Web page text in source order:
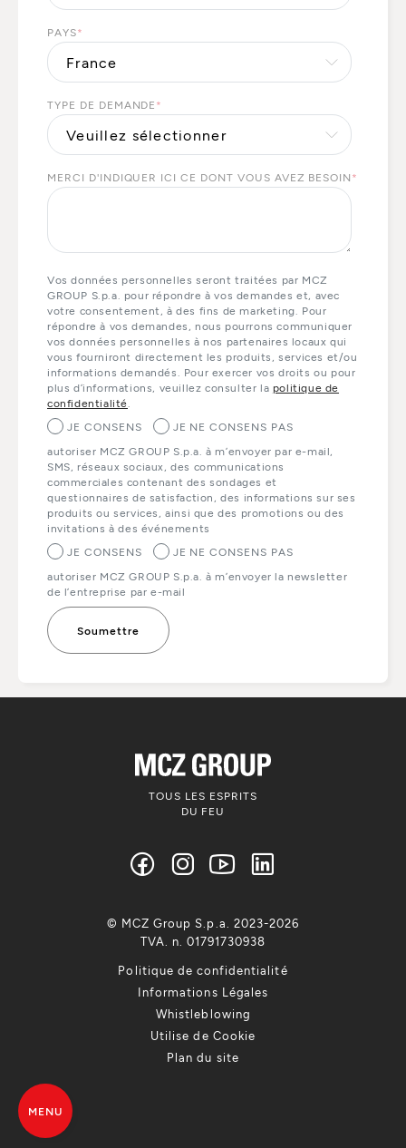
PAYS*
TYPE DE DEMANDE *
MERCI D'INDIQUER ICI CE DONT VOUS AVEZ BESOIN *
Vos données personnelles seront traitées par MCZ
GROUP S.p.a. pour répondre à vos demandes et, avec
votre consentement, à des fins de marketing. Pour
répondre à vos demandes, nous pourrons communiquer
vos données personnelles à nos partenaires locaux qui
vous fourniront directement les produits, services et/ou
informations demandés. Pour exercer vos droits ou pour
plus d’informations, veuillez consulter la politique de
confidentialité
JE CONSENS
JE NE CONSENS PAS
autoriser MCZ GROUP S.p.a. à m’envoyer par e-mail,
SMS, réseaux sociaux, des communications
commerciales contenant des sondages et
questionnaires de satisfaction, des informations sur ses
produits ou services, ainsi que des promotions ou des
invitations à des événements
JE CONSENS
JE NE CONSENS PAS
autoriser MCZ GROUP S.p.a. à m’envoyer la newsletter
de l’entreprise par e-mail
TOUS LES ESPRITS
DU FEU
Politique de confidentialité
Informations Légales
Whistleblowing
Utilise de Cookie
Plan du site
© MCZ Group S.p.a. 2023-2026
TVA. n. 01791730938
MENU